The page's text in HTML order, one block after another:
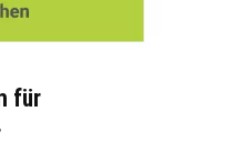
für